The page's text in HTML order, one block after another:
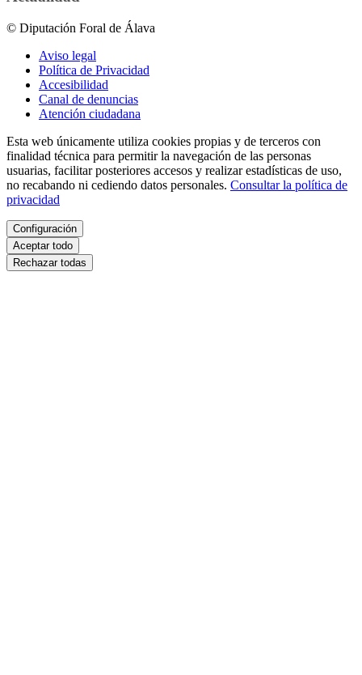
© Diputación Foral de Álava
Aviso legal
Política de Privacidad
Accesibilidad
Canal de denuncias
Atención ciudadana
Esta web únicamente utiliza cookies propias y de terceros con
finalidad técnica para permitir la navegación de las personas
usuarias, facilitar posteriores accesos y realizar estadísticas de uso,
no recabando ni cediendo datos personales. Consultar la política de
privacidad
Configuración
Aceptar todo
Rechazar todas